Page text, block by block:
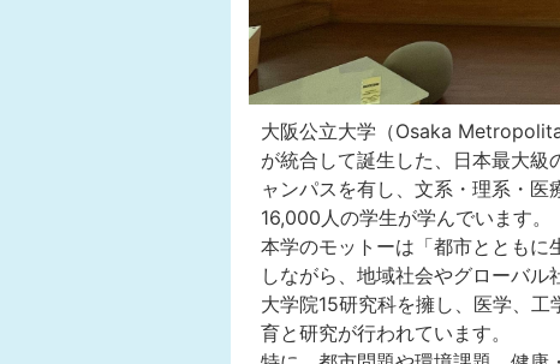
大阪公立大学（Osaka
が統合して誕生した、日本最大級
ャンパスを有し、文系・理系・
16,000人の学生が学んでいます。
本学のモットーは「都市とともに
しながら、地域社会やグローバル
大学院15研究科を擁し、医学、
育と研究が行われています。